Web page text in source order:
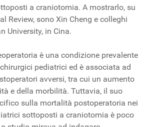
a craniotomia. A mostrarlo, su
Review, sono Xin Cheng e colleghi
University, in Cina.
è una condizione prevalente
pediatrici ed è associata ad
avversi, tra cui un aumento
e della morbilità. Tuttavia, il suo
sulla mortalità postoperatoria nei
sottoposti a craniotomia è poco